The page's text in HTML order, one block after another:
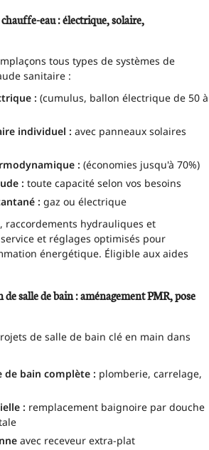
eau : électrique, solaire,
tous types de systèmes de
sanitaire :
: (cumulus, ballon électrique de 50 à
individuel : avec panneaux solaires
: (économies jusqu'à 70%)
: toute capacité selon vos besoins
: gaz ou électrique
raccordements hydrauliques et
et réglages optimisés pour
énergétique. Éligible aux aides
salle de bain : aménagement PMR, pose
de salle de bain clé en main dans
de bain complète : plomberie, carrelage,
: remplacement baignoire par douche
avec receveur extra-plat